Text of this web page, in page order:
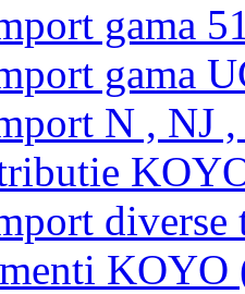
gama
gama
N , NJ
KOYO